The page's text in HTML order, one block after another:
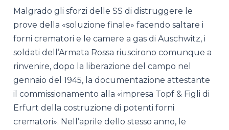
Malgrado gli sforzi delle SS di distruggere le
prove della «soluzione finale» facendo saltare i
forni crematori e le camere a gas di Auschwitz, i
soldati dell’Armata Rossa riuscirono comunque a
rinvenire, dopo la liberazione del campo nel
gennaio del 1945, la documentazione attestante
il commissionamento alla «impresa Topf & Figli di
Erfurt della costruzione di potenti forni
crematori». Nell’aprile dello stesso anno, le